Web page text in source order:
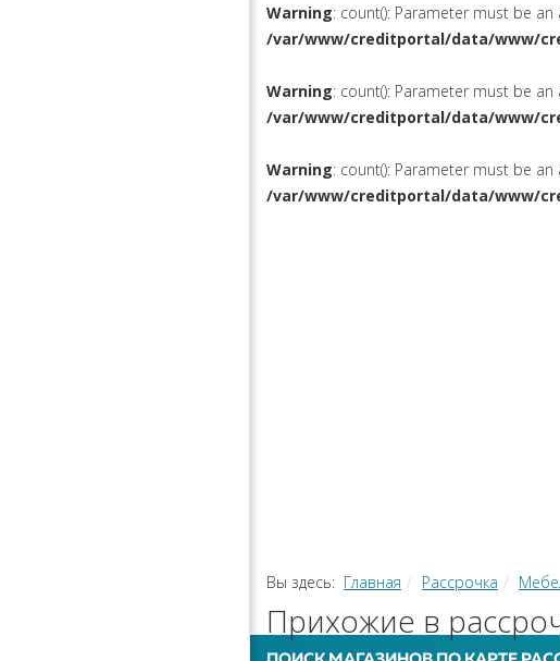
Warning: count(): Parameter must be
/var/www/creditportal/data/www/
Warning: count(): Parameter must be
/var/www/creditportal/data/www/
Warning: count(): Parameter must be
/var/www/creditportal/data/www/
Вы здесь: Главная Рассрочка
Прихожие в